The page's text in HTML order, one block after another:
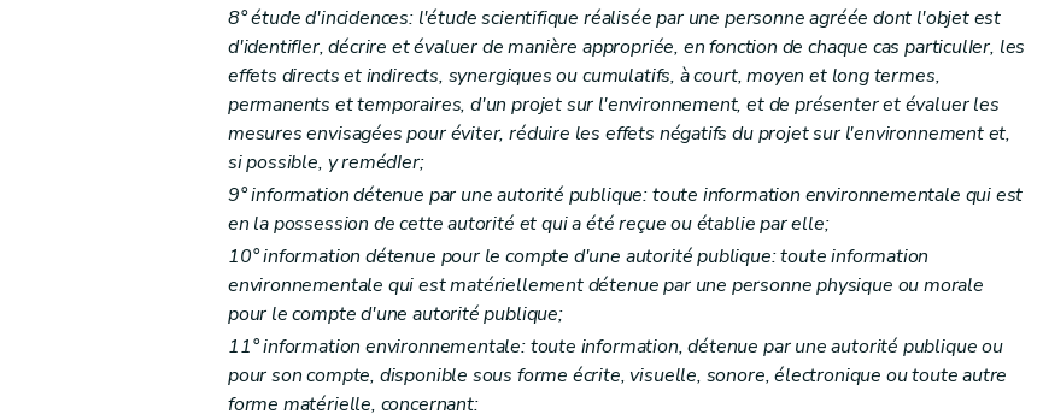
Art.D 28-14
Art.D 28-15
Section2 Retrait et suspension de la reconnaissance ou du subventionnement– Décret du 23 janvier 2014, art. 25)
Art.D 28-16
Chapitre
De l'évaluation et du Comité d'accompagnement
– Décret du 23 janvier 2014, art. 27)
Art.D 28-17
ChapitreV De l'évaluation et du Comité d'accompagnement– Décret du 23 janvier 2014, art. 27)
Art.D 28-17
ChapitreVI Évaluation des dispositions du titre II/1– Décret du 23 janvier 2014, art. 29)
Art.D 28-18
Chapitre VI Évaluation des dispositions du titre II/1– Décret du 23 janvier 2014, art. 29)
Art.D 28-18
8° étude d'incidences: l'étude scientifique réalisée par une personne agréée dont l'objet est
d'identifIer, décrire et évaluer de manière appropriée, en fonction de chaque cas particulIer, les
effets directs et indirects, synergiques ou cumulatifs, à court, moyen et long termes,
permanents et temporaires, d'un projet sur l'environnement, et de présenter et évaluer les
mesures envisagées pour éviter, réduire les effets négatifs du projet sur l'environnement et,
si possible, y remédIer;
9° information détenue par une autorité publique: toute information environnementale qui est
en la possession de cette autorité et qui a été reçue ou établie par elle;
10° information détenue pour le compte d'une autorité publique: toute information
environnementale qui est matériellement détenue par une personne physique ou morale
pour le compte d'une autorité publique;
11° information environnementale: toute information, détenue par une autorité publique ou
pour son compte, disponible sous forme écrite, visuelle, sonore, électronique ou toute autre
forme matérielle, concernant: